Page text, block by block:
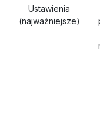
Ustawienia
(najważniejsze)